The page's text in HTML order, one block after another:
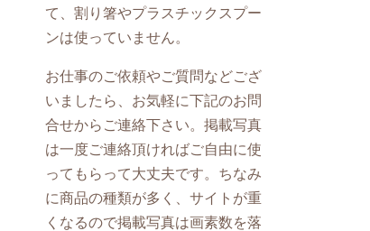
て、割り箸やプラスチックスプー
ンは使っていません。
お仕事のご依頼やご質問などござ
いましたら、お気軽に下記のお問
合せからご連絡下さい。掲載写真
は一度ご連絡頂ければご自由に使
ってもらって大丈夫です。ちなみ
に商品の種類が多く、サイトが重
くなるので掲載写真は画素数を落